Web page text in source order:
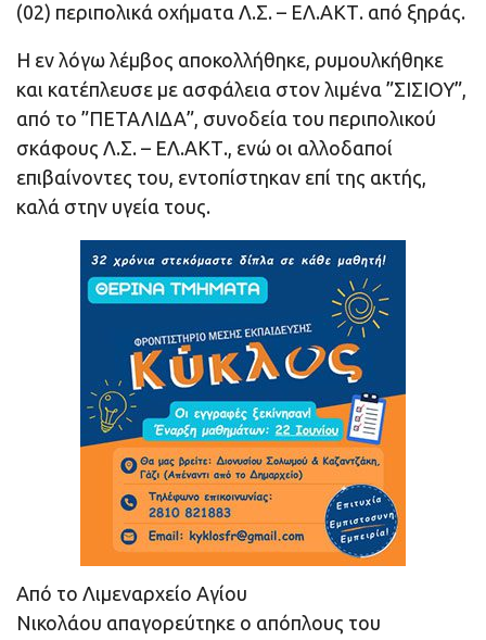
(02) περιπολικά οχήματα Λ.Σ. – ΕΛ.ΑΚΤ. από ξηράς.
Η εν λόγω λέμβος αποκολλήθηκε, ρυμουλκήθηκε
και κατέπλευσε με ασφάλεια στον λιμένα ”ΣΙΣΙΟΥ”,
από το ”ΠΕΤΑΛΙΔΑ”, συνοδεία του περιπολικού
σκάφους Λ.Σ. – ΕΛ.ΑΚΤ., ενώ οι αλλοδαποί
επιβαίνοντες του, εντοπίστηκαν επί της ακτής,
καλά στην υγεία τους.
Από το Λιμεναρχείο Αγίου
Νικολάου απαγορεύτηκε ο απόπλους του